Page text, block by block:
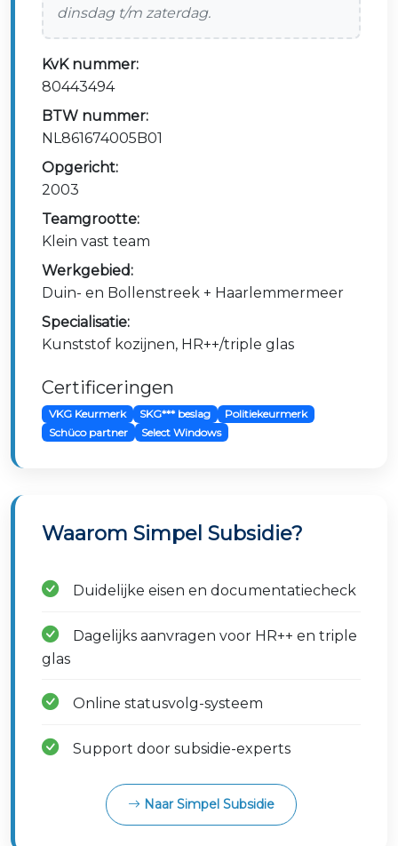
dinsdag t/m zaterdag.
KvK nummer:
80443494
BTW nummer:
NL861674005B01
Opgericht:
2003
Teamgrootte:
Klein vast team
Werkgebied:
Duin- en Bollenstreek + Haarlemmermeer
Specialisatie:
Kunststof kozijnen, HR++/triple glas
Certificeringen
VKG Keurmerk SKG*** beslag
Politiekeurmerk
Schüco partner
Select Windows
Waarom Simpel Subsidie?
Duidelijke eisen en documentatiecheck
Dagelijks aanvragen voor HR++ en triple
glas
Online statusvolg-systeem
Support door subsidie-experts
Naar Simpel Subsidie